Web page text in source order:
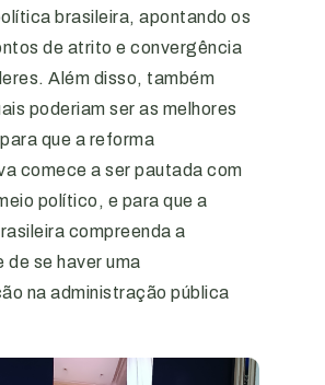
brasileira, apontando os
de atrito e convergência
Além disso, também
poderiam ser as melhores
que a reforma
comece a ser pautada com
político, e para que a
compreenda a
de se haver uma
na administração pública